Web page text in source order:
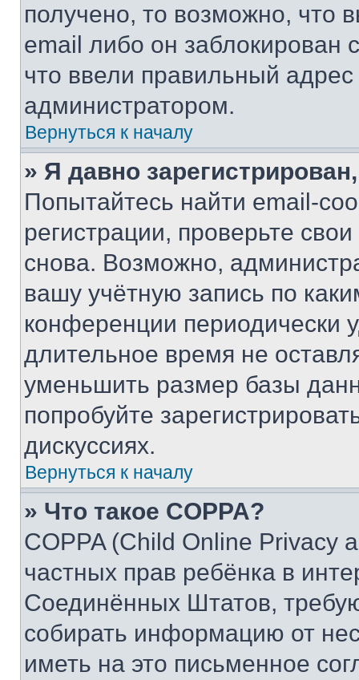
получено, то возможно, что
email либо он
что ввели правильный адрес
администратором.
Вернуться к началу
» Я давно
Попытайтесь найти email-
регистрации, проверьте
снова. Возможно,
вашу учётную запись по
конференции периодически
длительное время не
уменьшить размер базы
попробуйте
дискуссиях.
Вернуться к началу
» Что такое COPPA?
COPPA (Child Online Privacy
частных прав ребёнка в
Соединённых Штатов,
собирать информацию от
иметь на это письменное